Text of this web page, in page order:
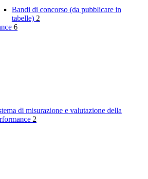
Bandi di concorso (da pubblicare in
tabelle) 2
6
di misurazione e valutazione della
2